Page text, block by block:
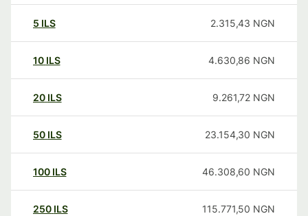
5 ILS 2.315,43 NGN
10 ILS 4.630,86 NGN
20 ILS 9.261,72 NGN
50 ILS 23.154,30 NGN
100 ILS 46.308,60 NGN
250 ILS 115.771,50 NGN